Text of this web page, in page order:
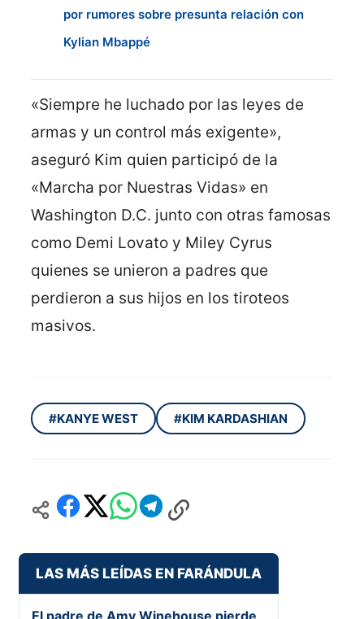
por rumores sobre presunta relación con
Kylian Mbappé
«Siempre he luchado por las leyes de
armas y un control más exigente»,
aseguró Kim quien participó de la
«Marcha por Nuestras Vidas» en
Washington D.C. junto con otras famosas
como Demi Lovato y Miley Cyrus
quienes se unieron a padres que
perdieron a sus hijos en los tiroteos
masivos.
#KANYE WEST #KIM KARDASHIAN
LAS MÁS LEÍDAS EN FARÁNDULA
El padre de Amy Winehouse pierde